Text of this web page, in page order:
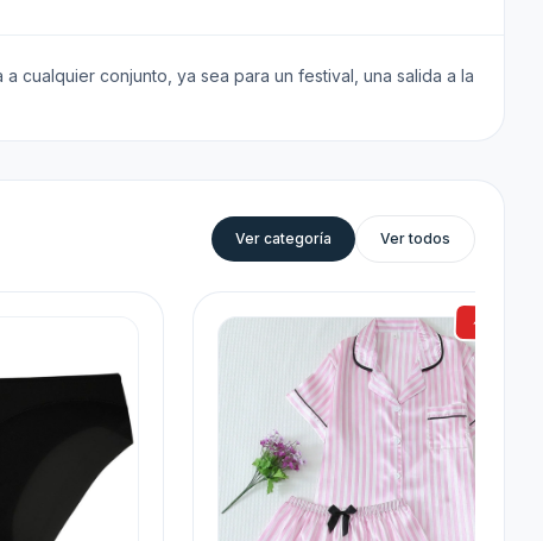
cualquier conjunto, ya sea para un festival, una salida a la
Ver categoría Ver todos